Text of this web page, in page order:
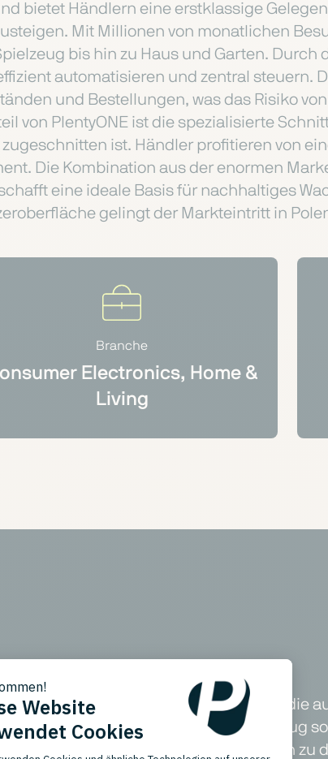
bietet Händlern eine erstklassige
Mit Millionen von monatlichen
bis hin zu Haus und Garten. Durch
automatisieren und zentral steuern.
und Bestellungen, was das Risiko
von PlentyONE ist die spezialisierte
ist. Händler profitieren von
Die Kombination aus der enormen
eine ideale Basis für nachhaltiges
gelingt der Markteintritt in
Branche
Electronics, Home &
Living
und eine Einzelhandelskette, die
Musik, Filme, Elektronik, Spielzeug
physischen Gütern und Medien bis hin zu